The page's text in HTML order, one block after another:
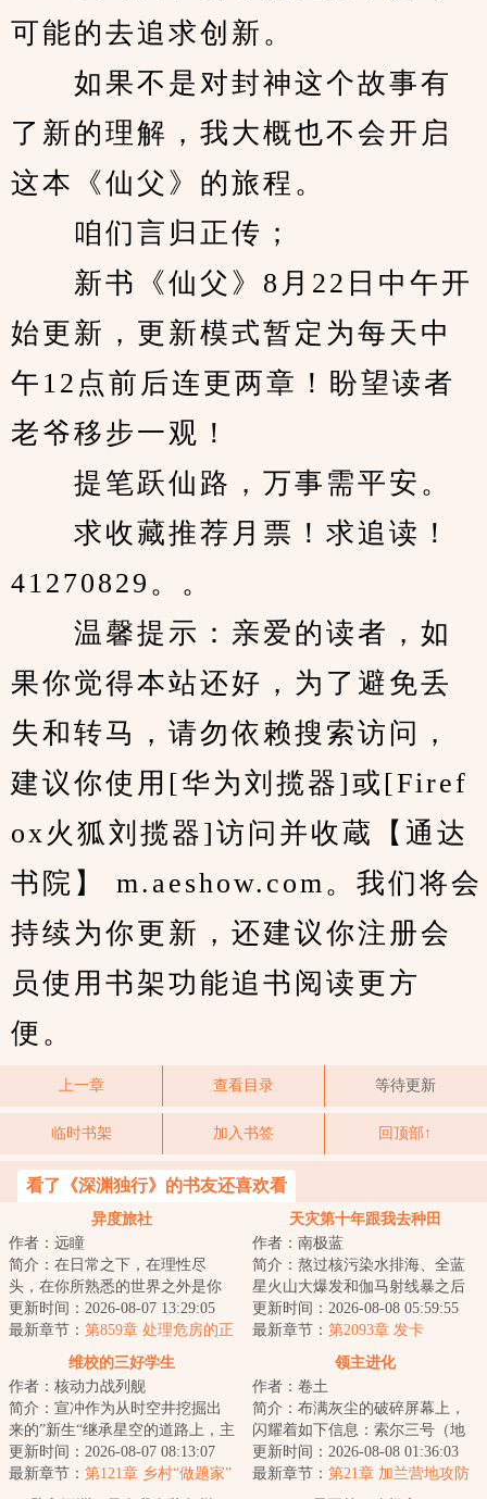
可能的去追求创新。
如果不是对封神这个故事有
了新的理解，我大概也不会开启
这本《仙父》的旅程。
咱们言归正传；
新书《仙父》8月22日中午开
始更新，更新模式暂定为每天中
午12点前后连更两章！盼望读者
老爷移步一观！
提笔跃仙路，万事需平安。
求收藏推荐月票！求追读！
41270829。。
温馨提示：亲爱的读者，如
果你觉得本站还好，为了避免丢
失和转马，请勿依赖搜索访问，
建议你使用[华为刘揽器]或[Firef
ox火狐刘揽器]访问并收蔵【通达
书院】 m.aeshow.com。我们将会
持续为你更新，还建议你注册会
员使用书架功能追书阅读更方
便。
上一章 查看目录 等待更新
临时书架 加入书签 回顶部↑
看了《深渊独行》的书友还喜欢看
异度旅社
作者：远瞳
简介：在日常之下，在理性尽
头，在你所熟悉的世界之外是你
从未想象过的风景。当于生第一
次打开那扇门的时...
更新时间：2026-08-07 13:29:05
最新章节： 第859章 处理危房的正
天灾第十年跟我去种田
作者：南极蓝
简介：熬过核污染水排海、全蓝
星火山大爆发和伽马射线暴之后
的天灾第十年，夏青昂首挺胸走
出安全区。谁都...
更新时间：2026-08-08 05:59:55
最新章节： 第2093章 发卡
维校的三好学生
作者：核动力战列舰
简介：宣冲作为从时空井挖掘出
来的”新生“继承星空的道路上，主
打一个自信。功课能做得好，炮
火顶得住，...
更新时间：2026-08-07 08:13:07
最新章节： 第121章 乡村“做题家”
领主进化
作者：卷土
简介：布满灰尘的破碎屏幕上，
闪耀着如下信息：索尔三号（地
球）垦殖域曾种植名单如下：三
叶虫：节肢动物...
更新时间：2026-08-08 01:36:03
最新章节： 第21章 加兰营地攻防